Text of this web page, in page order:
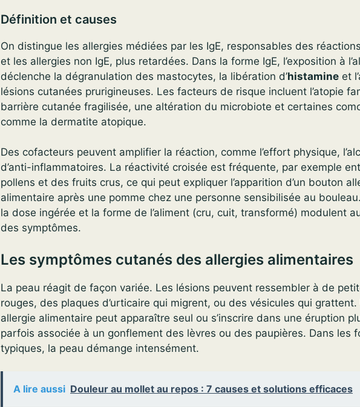
Définition et causes
On distingue les allergies médiées par les IgE, responsables des
et les allergies non IgE, plus retardées. Dans la forme IgE, l’exposition à
déclenche la dégranulation des mastocytes, la libération d’histamine et
lésions cutanées prurigineuses. Les facteurs de risque incluent l’atopie
barrière cutanée fragilisée, une altération du microbiote et certaines
comme la dermatite atopique.
Des cofacteurs peuvent amplifier la réaction, comme l’effort physique,
d’anti-inflammatoires. La réactivité croisée est fréquente, par exemple
pollens et des fruits crus, ce qui peut expliquer l’apparition d’un bouton
alimentaire après une pomme chez une personne sensibilisée au
la dose ingérée et la forme de l’aliment (cru, cuit, transformé) modulent
des symptômes.
Les symptômes cutanés des allergies alimentaires
La peau réagit de façon variée. Les lésions peuvent ressembler à de
rouges, des plaques d’urticaire qui migrent, ou des vésicules qui
allergie alimentaire peut apparaître seul ou s’inscrire dans une éruption
parfois associée à un gonflement des lèvres ou des paupières. Dans les
typiques, la peau démange intensément.
A lire aussi Douleur au mollet au repos : 7 causes et solutions efficaces